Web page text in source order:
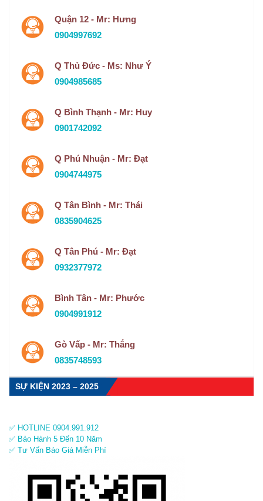
Quận 12 - Mr: Hưng
0904997692
Q Thủ Đức - Ms: Như Ý
0904985685
Q Bình Thạnh - Mr: Huy
0901742092
Q Phú Nhuận - Mr: Đạt
0904744975
Q Tân Bình - Mr: Thái
0835904625
Q Tân Phú - Mr: Đạt
0932377972
Bình Tân - Mr: Phước
0904991912
Gò Vấp - Mr: Thắng
0835748593
SỰ KIỆN 2023 – 2025
✅ HOTLINE 0904.991.912
✅ Bảo Hành 5 Đến 10 Năm
✅ Tư Vấn Báo Giá Miễn Phí